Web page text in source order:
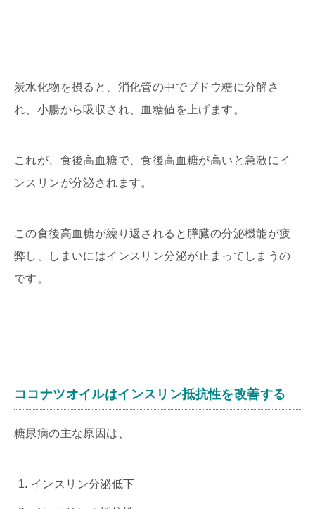
炭水化物を摂ると、消化管の中でブドウ糖に分解さ
れ、小腸から吸収され、血糖値を上げます。
これが、食後高血糖で、食後高血糖が高いと急激にイ
ンスリンが分泌されます。
この食後高血糖が繰り返されると膵臓の分泌機能が疲
弊し、しまいにはインスリン分泌が止まってしまうの
です。
ココナツオイルはインスリン抵抗性を改善する
糖尿病の主な原因は、
インスリン分泌低下